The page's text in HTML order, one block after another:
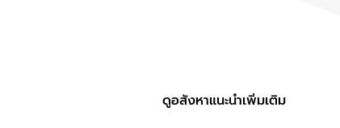
ดูอสังหาแนะนำเพิ่มเติม